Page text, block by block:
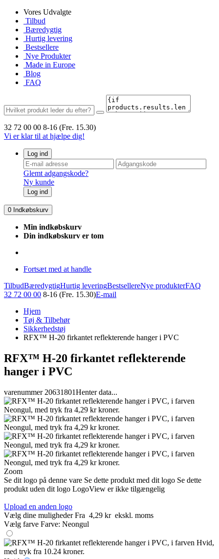
Vores Udvalgte
Tilbud
Bæredygtig
Hurtig levering
Bestsellere
Nye Produkter
Made in Europe
Blog
FAQ
32 72 00 00 8-16 (Fre. 15.30)
Vi er klar til at hjælpe dig!
Log ind
Glemt adgangskode?
Ny kunde
Log ind
0 Indkøbskurv
Min indkøbskurv
Din indkøbskurv er tom
Fortsæt med at handle
TilbudBæredygtigHurtig leveringBestsellereNye produkterFAQ
32 72 00 00 8-16 (Fre. 15.30)E-mail
Hjem
Tøj & Tilbehør
Sikkerhedstøj
RFX™ H-20 firkantet reflekterende hanger i PVC
RFX™ H-20 firkantet reflekterende
hanger i PVC
varenummer 20631801Henter data...
Zoom
Se dit logo på denne vare Se dette produkt med dit logo Se dette
produkt uden dit logo LogoView er ikke tilgængelig
Upload en anden logo
Vælg dine muligheder Fra 4,29 kr ekskl. moms
Vælg farve Farve: Neongul